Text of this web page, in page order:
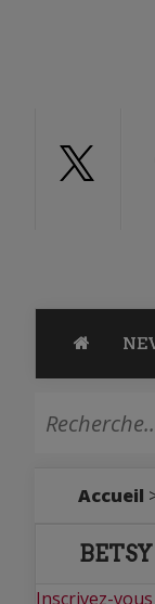
Accueil
Inscrivez-vous